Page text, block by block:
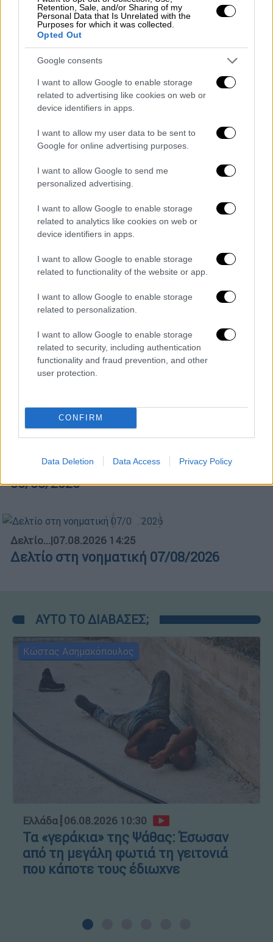
Retention, Sale, and/or Sharing of my
Personal Data that Is Unrelated with the
Purposes for which it was collected.
Opted Out
Google consents
I want to allow Google to enable storage
related to advertising like cookies on web or
device identifiers in apps.
I want to allow my user data to be sent to
Google for online advertising purposes.
I want to allow Google to send me
personalized advertising.
I want to allow Google to enable storage
related to analytics like cookies on web or
device identifiers in apps.
I want to allow Google to enable storage
related to functionality of the website or app.
I want to allow Google to enable storage
related to personalization.
I want to allow Google to enable storage
related to security, including authentication
functionality and fraud prevention, and other
user protection.
CONFIRM
Data Deletion Data Access Privacy Policy
POPULAR VIDEOS
Μεσημεριανό...|07.08.2026 14:06
Μεσημεριανό δελτίο ειδήσεων
Ώρα Ελλάδος...|07.08.2026 09:59
ΑΘΛΗΤΙΚΟ ΔΕΛΤΙΟ
Μεσημεριανό δελτίο ειδήσεων
06/08/2026
Δελτίο...|07.08.2026 14:25
Δελτίο στη νοηματική 07/08/2026
ΑΥΤΟ ΤΟ ΔΙΑΒΑΣΕΣ;
Κώστας Ασημακόπουλος
Ελλάδα┋06.08.2026 10:30
Τα «γεράκια» της Ψάθας: Έσωσαν
από τη μεγάλη φωτιά τη γειτονιά
που κάποτε τους έδιωχνε